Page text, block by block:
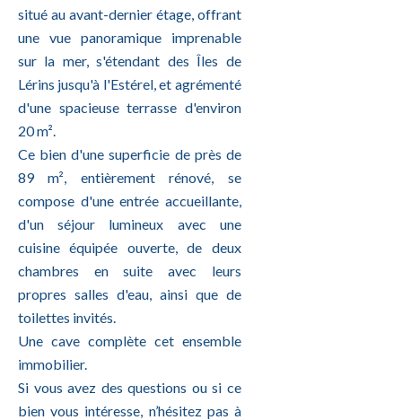
situé au avant-dernier étage, offrant
une vue panoramique imprenable
sur la mer, s'étendant des Îles de
Lérins jusqu'à l'Estérel, et agrémenté
d'une spacieuse terrasse d'environ
20 m².
Ce bien d'une superficie de près de
89 m², entièrement rénové, se
compose d'une entrée accueillante,
d'un séjour lumineux avec une
cuisine équipée ouverte, de deux
chambres en suite avec leurs
propres salles d'eau, ainsi que de
toilettes invités.
Une cave complète cet ensemble
immobilier.
Si vous avez des questions ou si ce
bien vous intéresse, n’hésitez pas à